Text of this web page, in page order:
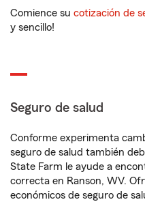
Comience su cotización de
y sencillo!
Seguro de salud
Conforme experimenta
seguro de salud también
State Farm le ayude a
correcta en Ranson, WV.
económicos de seguro de